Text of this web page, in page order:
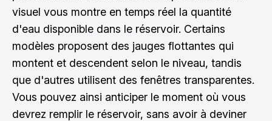
visuel vous montre en temps réel la quantité
d'eau disponible dans le réservoir. Certains
modèles proposent des jauges flottantes qui
montent et descendent selon le niveau, tandis
que d'autres utilisent des fenêtres transparentes.
Vous pouvez ainsi anticiper le moment où vous
devrez remplir le réservoir, sans avoir à deviner